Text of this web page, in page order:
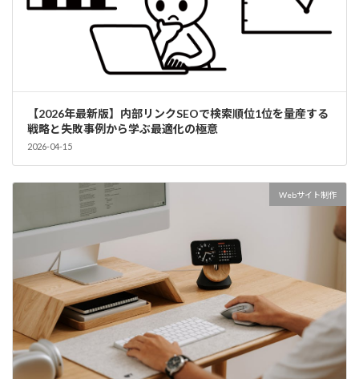
【2026年最新版】内部リンクSEOで検索順位1位を量産する
戦略と失敗事例から学ぶ最適化の極意
2026-04-15
Webサイト制作